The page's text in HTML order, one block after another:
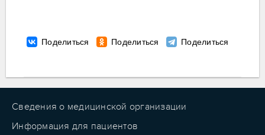
Сведения о медицинской организации
Информация для пациентов